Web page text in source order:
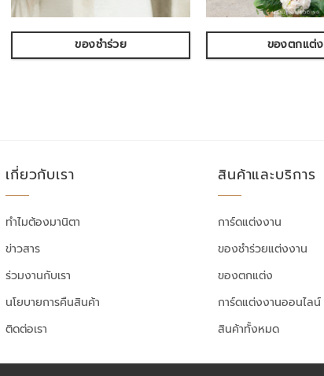
ของชำร่วย ของตกแต่ง
เกี่ยวกับเรา
ทำไมต้องมานิตา
ข่าวสาร
ร่วมงานกับเรา
นโยบายการคืนสินค้า
ติดต่อเรา
สินค้าและบริการ
การ์ดแต่งงาน
ของชำร่วยแต่งงาน
ของตกแต่ง
การ์ดแต่งงานออนไลน์
สินค้าทั้งหมด